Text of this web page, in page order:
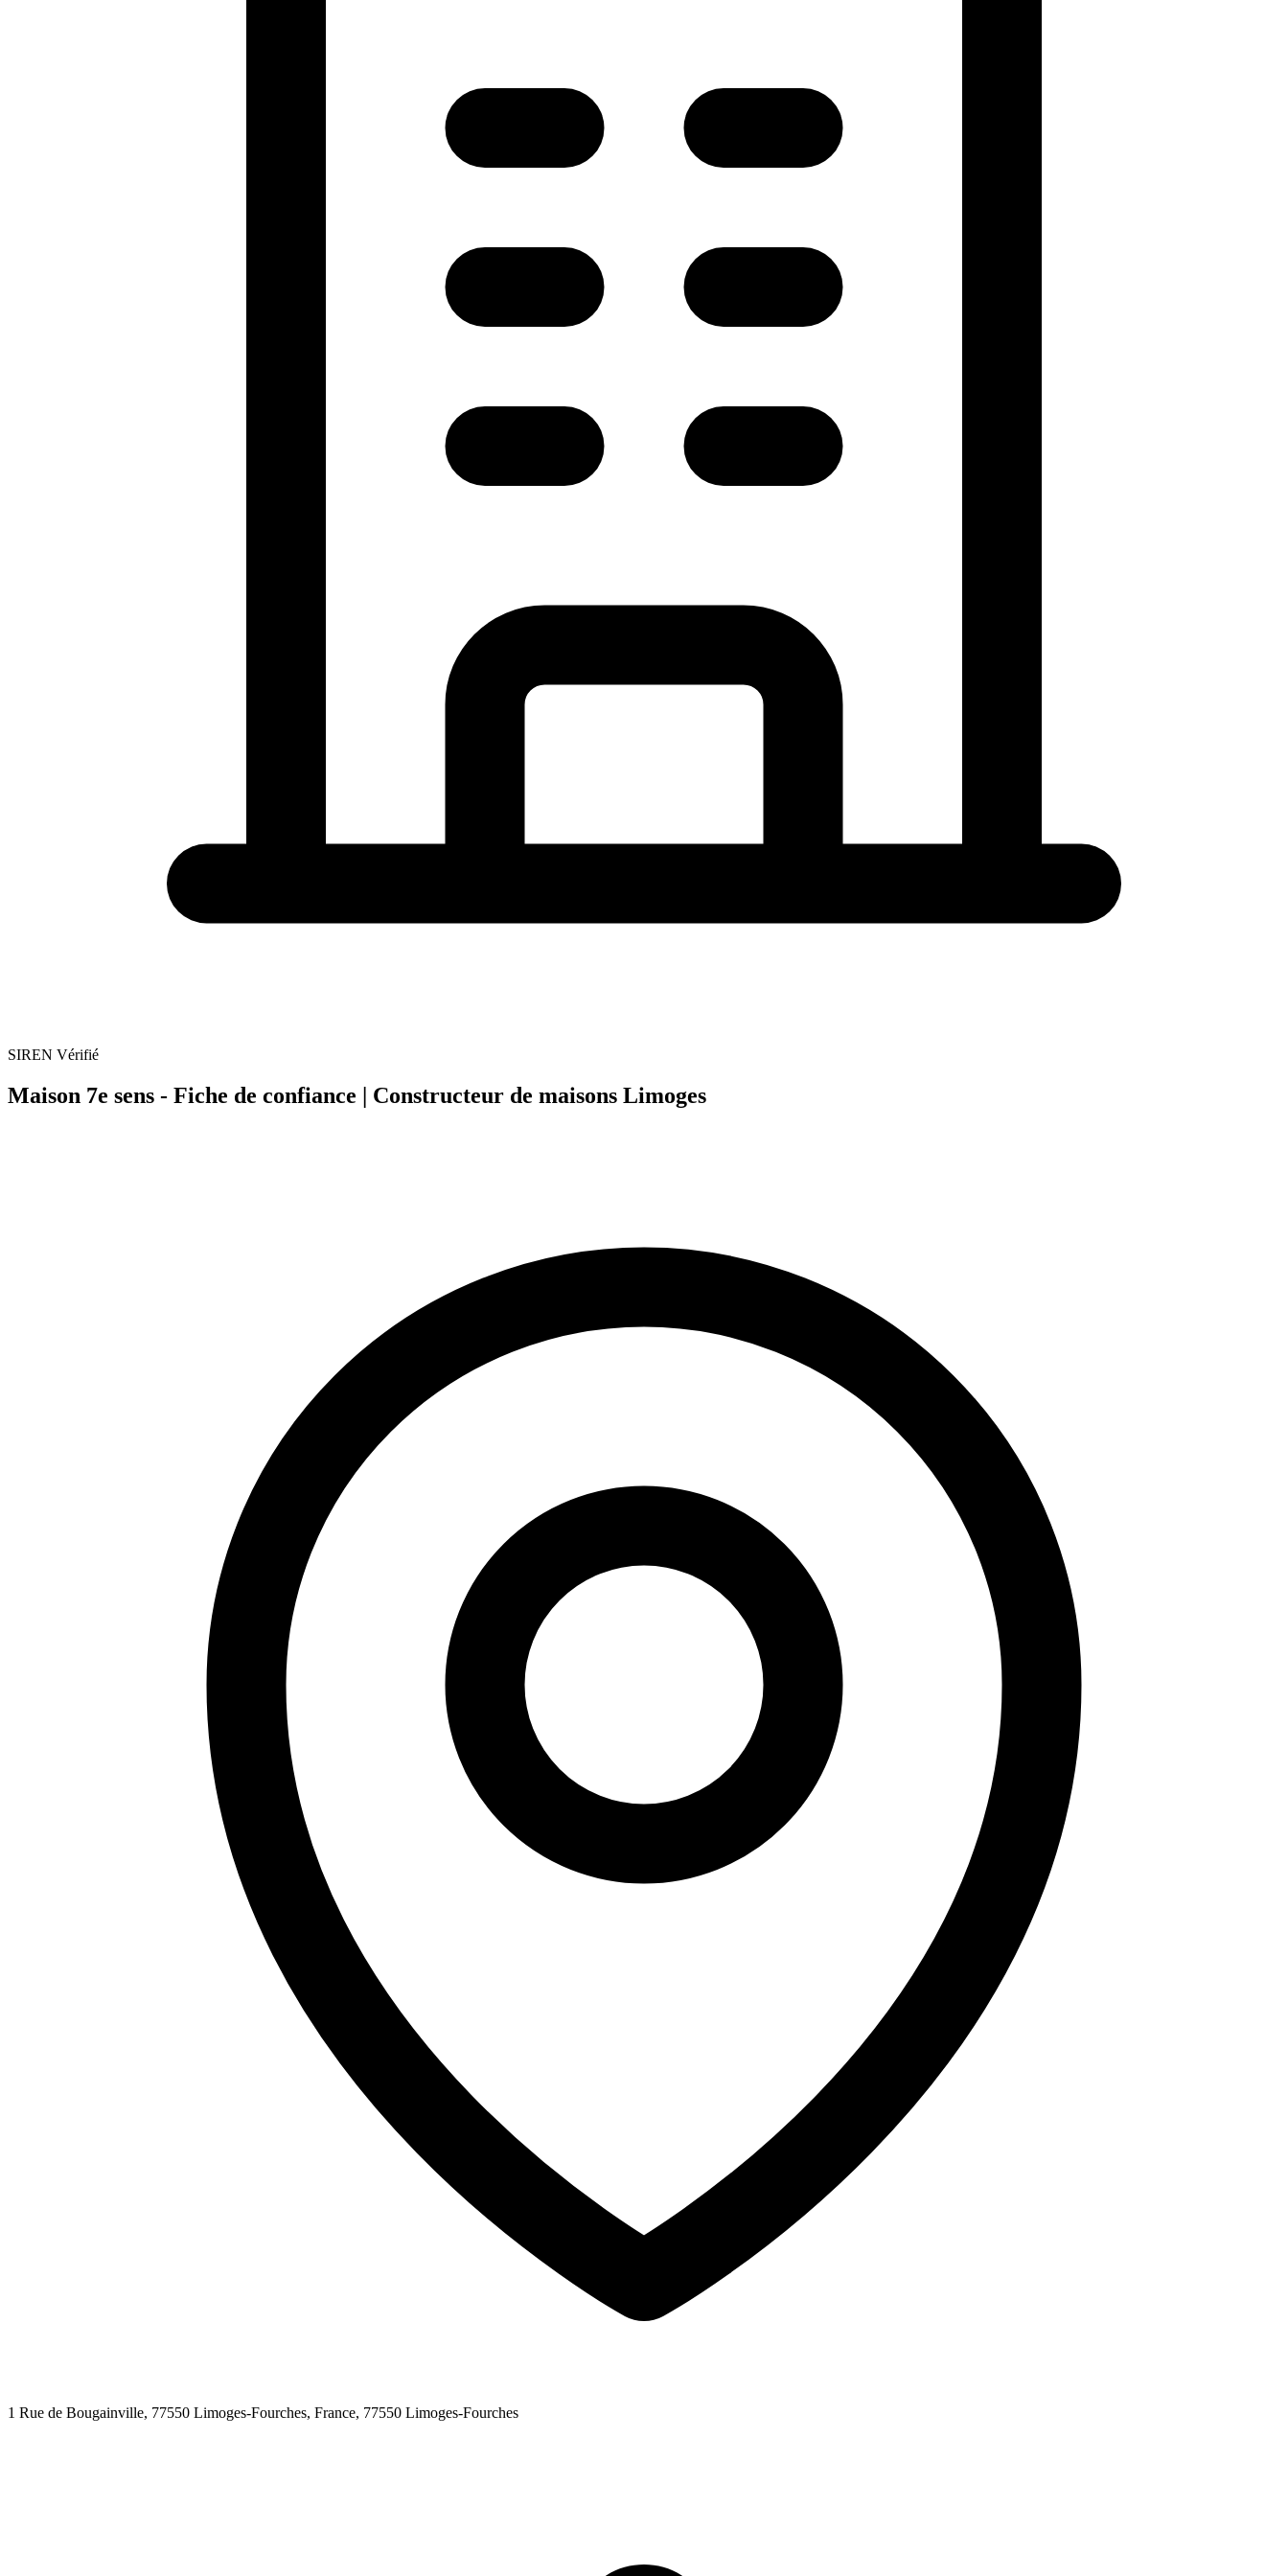
SIREN Vérifié
Maison 7e sens - Fiche de confiance | Constructeur de maisons Limoges
1 Rue de Bougainville, 77550 Limoges-Fourches, France, 77550 Limoges-Fourches